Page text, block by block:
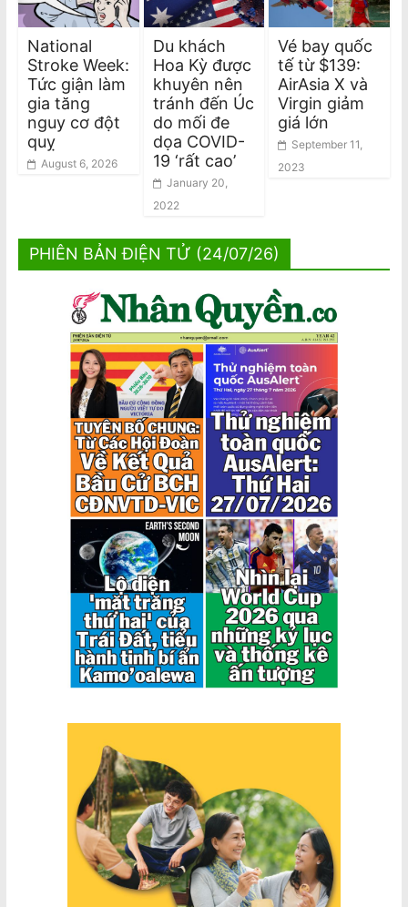
National
Stroke Week:
Tức giận làm
gia tăng
nguy cơ đột
quỵ
August 6, 2026
Du khách
Hoa Kỳ được
khuyên nên
tránh đến Úc
do mối đe
dọa COVID-
19 ‘rất cao’
January 20,
2022
Vé bay quốc
tế từ $139:
AirAsia X và
Virgin giảm
giá lớn
September 11,
2023
PHIÊN BẢN ĐIỆN TỬ (24/07/26)